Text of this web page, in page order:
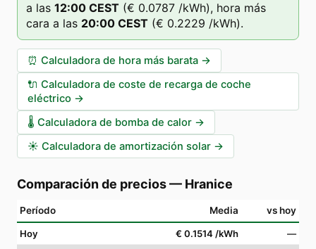
a las 12:00 CEST (€ 0.0787 /kWh), hora más
cara a las 20:00 CEST (€ 0.2229 /kWh).
⏰ Calculadora de hora más barata →
🔌 Calculadora de coste de recarga de coche
eléctrico →
🌡️ Calculadora de bomba de calor →
☀️ Calculadora de amortización solar →
Comparación de precios— Hranice
Período Media vs hoy
Hoy € 0.1514 /kWh
—